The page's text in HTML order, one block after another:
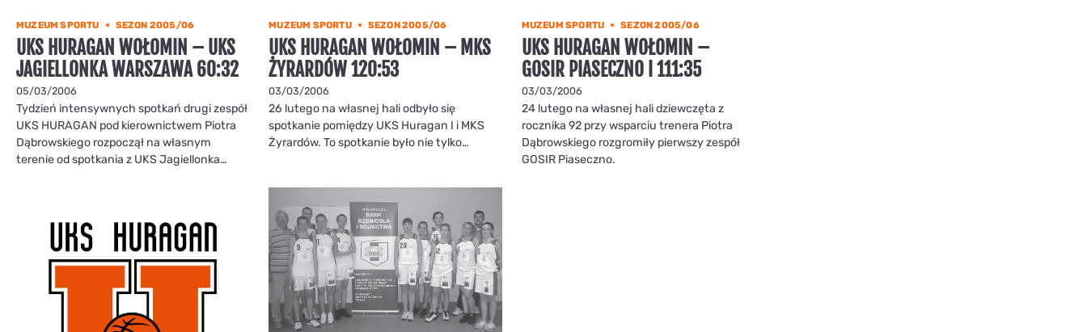
MUZEUM SPORTU SEZON 2005/06
UKS HURAGAN WOŁOMIN – UKS
JAGIELLONKA WARSZAWA 60:32
05/03/2006
Tydzień intensywnych spotkań drugi zespół
UKS HURAGAN pod kierownictwem Piotra
Dąbrowskiego rozpoczął na własnym
terenie od spotkania z UKS Jagiellonka…
MUZEUM SPORTU SEZON 2005/06
UKS HURAGAN WOŁOMIN – MKS
ŻYRARDÓW 120:53
03/03/2006
26 lutego na własnej hali odbyło się
spotkanie pomiędzy UKS Huragan I i MKS
Żyrardów. To spotkanie było nie tylko…
MUZEUM SPORTU SEZON 2005/06
UKS HURAGAN WOŁOMIN –
GOSIR PIASECZNO I 111:35
03/03/2006
24 lutego na własnej hali dziewczęta z
rocznika 92 przy wsparciu trenera Piotra
Dąbrowskiego rozgromiły pierwszy zespół
GOSIR Piaseczno.